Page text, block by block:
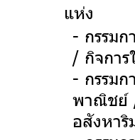
แห่ง
- กรรมก
/ กิจกา
- กรรมก
พาณิชย์
อสังหา